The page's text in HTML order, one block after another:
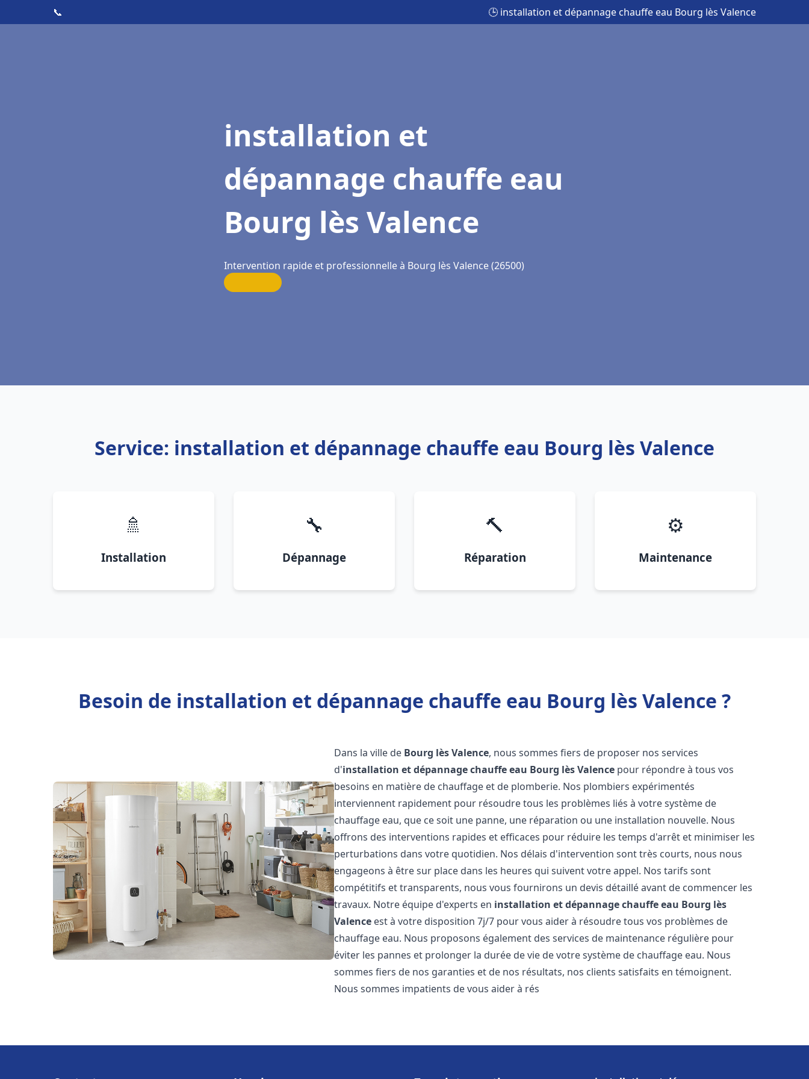
📞 🕒 installation et dépannage chauffe eau Bourg lès Valence
installation et
dépannage chauffe eau
Bourg lès Valence
Intervention rapide et professionnelle à Bourg lès Valence (26500)
Service: installation et dépannage chauffe eau Bourg lès Valence
🚿
Installation
🔧
Dépannage
🔨
Réparation
⚙️
Maintenance
Besoin de installation et dépannage chauffe eau Bourg lès Valence ?
Dans la ville de Bourg lès Valence, nous sommes fiers de proposer nos services
d'installation et dépannage chauffe eau Bourg lès Valence pour répondre à tous vos
besoins en matière de chauffage et de plomberie. Nos plombiers expérimentés
interviennent rapidement pour résoudre tous les problèmes liés à votre système de
chauffage eau, que ce soit une panne, une réparation ou une installation nouvelle. Nous
offrons des interventions rapides et efficaces pour réduire les temps d'arrêt et minimiser les
perturbations dans votre quotidien. Nos délais d'intervention sont très courts, nous nous
engageons à être sur place dans les heures qui suivent votre appel. Nos tarifs sont
compétitifs et transparents, nous vous fournirons un devis détaillé avant de commencer les
travaux. Notre équipe d'experts en installation et dépannage chauffe eau Bourg lès
Valence est à votre disposition 7j/7 pour vous aider à résoudre tous vos problèmes de
chauffage eau. Nous proposons également des services de maintenance régulière pour
éviter les pannes et prolonger la durée de vie de votre système de chauffage eau. Nous
sommes fiers de nos garanties et de nos résultats, nos clients satisfaits en témoignent.
Nous sommes impatients de vous aider à rés